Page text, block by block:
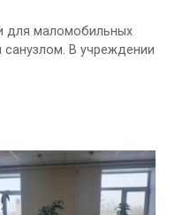
для маломобильных
В учреждении